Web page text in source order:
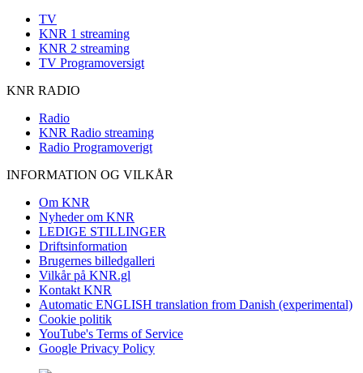
TV
KNR 1 streaming
KNR 2 streaming
TV Programoversigt
KNR RADIO
Radio
KNR Radio streaming
Radio Programoverigt
INFORMATION OG VILKÅR
Om KNR
Nyheder om KNR
LEDIGE STILLINGER
Driftsinformation
Brugernes billedgalleri
Vilkår på KNR.gl
Kontakt KNR
Automatic ENGLISH translation from Danish (experimental)
Cookie politik
YouTube's Terms of Service
Google Privacy Policy